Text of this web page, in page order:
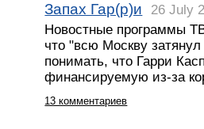
Запах Гар(р)и
26 July
Новостные программы
что "всю Москву
понимать, что Гарри
финансируемую из-за
13 комментариев